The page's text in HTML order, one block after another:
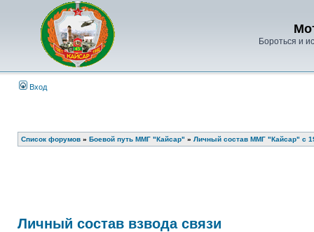
Бороться и
Вход
Список форумов » Боевой путь ММГ "Кайсар" » Личный состав ММГ "Кайсар" с
Личный состав взвода связи